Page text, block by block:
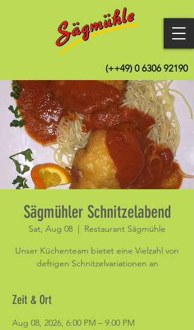
(++49) 0 6306 92190
Sägmühler Schnitzelabend
Sat, Aug 08
  |
Restaurant Sägmühle
Unser Küchenteam bietet eine Vielzahl von
deftigen Schnitzelvariationen an
Zeit & Ort
Aug 08, 2026, 6:00 PM – 9:00 PM